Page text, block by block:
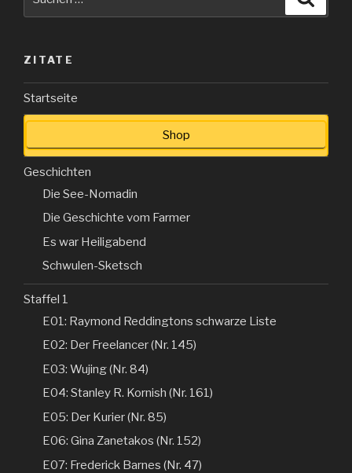
nach:
ZITATE
Startseite
Shop
Geschichten
Die See-Nomadin
Die Geschichte vom Farmer
Es war Heiligabend
Schwulen-Sketsch
Staffel 1
E01: Raymond Reddingtons schwarze Liste
E02: Der Freelancer (Nr. 145)
E03: Wujing (Nr. 84)
E04: Stanley R. Kornish (Nr. 161)
E05: Der Kurier (Nr. 85)
E06: Gina Zanetakos (Nr. 152)
E07: Frederick Barnes (Nr. 47)